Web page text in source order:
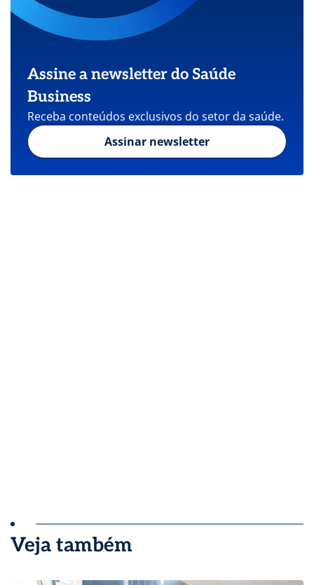
Assine a newsletter do Saúde
Business
Receba conteúdos exclusivos do setor da saúde.
Assinar newsletter
Veja também